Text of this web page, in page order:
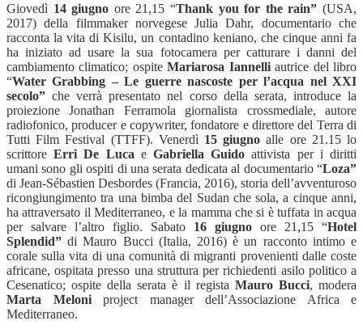
Giovedì 14 giugno ore 21,15 “Thank you for the rain” (USA,
2017) della filmmaker norvegese Julia Dahr, documentario che
racconta la vita di Kisilu, un contadino keniano, che cinque anni fa
ha iniziato ad usare la sua fotocamera per catturare i danni del
cambiamento climatico; ospiteMariarosa Iannelliautrice del libro
“Water Grabbing – Le guerre nascoste per l’acqua nel XXI
secolo” che verrà presentato nel corso della serata, introduce la
proiezione Jonathan Ferramola giornalista crossmediale, autore
radiofonico, producer e copywriter, fondatore e direttore del Terra di
Tutti Film Festival (TTFF). Venerdì 15 giugno alle ore 21.15 lo
scrittoreErri De Luca eGabriella Guido attivista per i diritti
umani sono gli ospiti di una serata dedicata al documentario “Loza”
di Jean-Sébastien Desbordes (Francia, 2016), storia dell’avventuroso
ricongiungimento tra una bimba del Sudan che sola, a cinque anni,
ha attraversato il Mediterraneo, e la mamma che si è tuffata in acqua
per salvare l’altro figlio. Sabato 16 giugno ore 21,15 “Hotel
Splendid” di Mauro Bucci (Italia, 2016) è un racconto intimo e
corale sulla vita di una comunità di migranti provenienti dalle coste
africane, ospitata presso una struttura per richiedenti asilo politico a
Cesenatico; ospite della serata è il regista Mauro Bucci, modera
Marta Meloniproject manager dell’Associazione Africa e
Mediterraneo.